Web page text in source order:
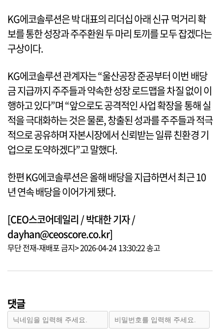
KG에코솔루션은 박 대표의 리더십 아래 신규 먹거리 확
보를 통한 성장과 주주환원 두 마리 토끼를 모두 잡겠다는
구상이다.
KG에코솔루션 관계자는 “울산공장 준공부터 이번 배당
금 지급까지 주주들과 약속한 성장 로드맵을 차질 없이 이
행하고 있다”며 “앞으로도 공격적인 사업 확장을 통해 실
적을 극대화하는 것은 물론, 창출된 성과를 주주들과 적극
적으로 공유하며 자본시장에서 신뢰받는 일류 친환경 기
업으로 도약하겠다”고 말했다.
한편 KG에코솔루션은 올해 배당을 지급하면서 최근 10
년 연속 배당을 이어가게 됐다.
[CEO스코어데일리 / 박대한 기자 /
dayhan@ceoscore.co.kr]
무단 전재-재배포 금지> 2026-04-24 13:30:22 송고
댓글